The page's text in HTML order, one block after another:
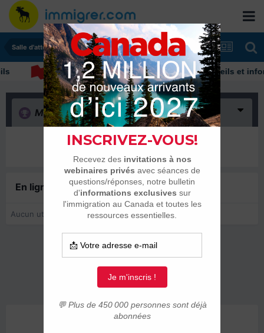
Salle d'attente - échanges de dates
Découvrez nos conseils et
Merci (0)
Il n’y a encore rien ici
En ligne récemment0 membre est en ligne
Aucun utilisateur enregistré regarde cette page.